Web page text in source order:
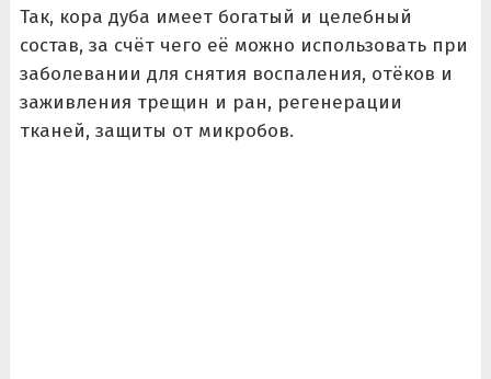
Так, кора дуба имеет богатый и целебный
состав, за счёт чего её можно использовать при
заболевании для снятия воспаления, отёков и
заживления трещин и ран, регенерации
тканей, защиты от микробов.